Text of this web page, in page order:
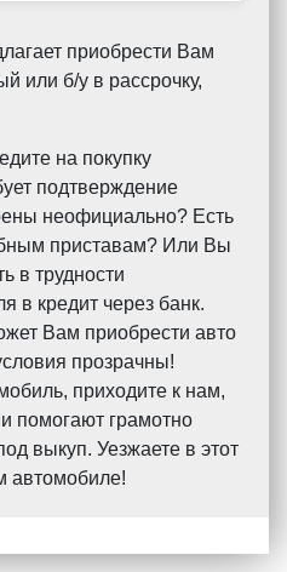
приобрести Вам
или б/у в рассрочку,
на покупку
подтверждение
неофициально? Есть
приставам? Или Вы
в трудности
в кредит через банк.
Вам приобрести авто
прозрачны!
приходите к нам,
помогают грамотно
выкуп. Уезжаете в этот
автомобиле!